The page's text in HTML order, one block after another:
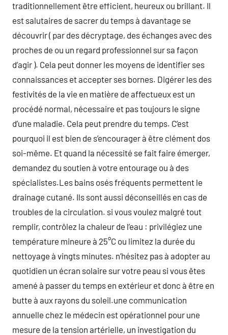
traditionnellement être efficient, heureux ou brillant. Il
est salutaires de sacrer du temps à davantage se
découvrir ( par des décryptage, des échanges avec des
proches de ou un regard professionnel sur sa façon
d’agir ). Cela peut donner les moyens de identifier ses
connaissances et accepter ses bornes. Digérer les des
festivités de la vie en matière de affectueux est un
procédé normal, nécessaire et pas toujours le signe
d’une maladie. Cela peut prendre du temps. C’est
pourquoi il est bien de s’encourager à être clément dos
soi-même. Et quand la nécessité se fait faire émerger,
demandez du soutien à votre entourage ou à des
spécialistes.Les bains osés fréquents permettent le
drainage cutané. Ils sont aussi déconseillés en cas de
troubles de la circulation. si vous voulez malgré tout
remplir, contrôlez la chaleur de l’eau : privilégiez une
température mineure à 25°C ou limitez la durée du
nettoyage à vingts minutes. n’hésitez pas à adopter au
quotidien un écran solaire sur votre peau si vous êtes
amené à passer du temps en extérieur et donc à être en
butte à aux rayons du soleil.une communication
annuelle chez le médecin est opérationnel pour une
mesure de la tension artérielle, un investigation du